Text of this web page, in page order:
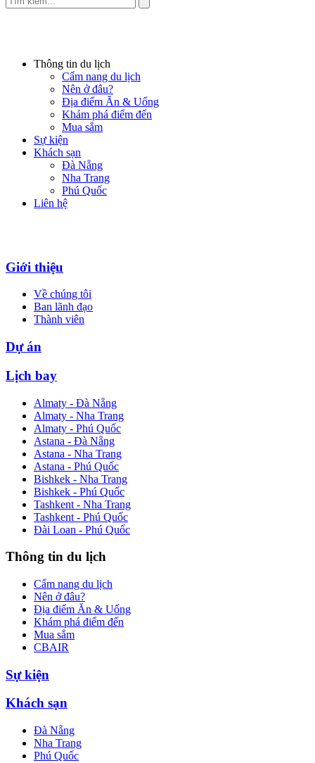
Thông tin du lịch
Cẩm nang du lịch
Nên ở đâu?
Địa điểm Ăn & Uống
Khám phá điểm đến
Mua sắm
Sự kiện
Khách sạn
Đà Nẵng
Nha Trang
Phú Quốc
Liên hệ
Giới thiệu
Về chúng tôi
Ban lãnh đạo
Thành viên
Dự án
Lịch bay
Almaty - Đà Nẵng
Almaty - Nha Trang
Almaty - Phú Quốc
Astana - Đà Nẵng
Astana - Nha Trang
Astana - Phú Quốc
Bishkek - Nha Trang
Bishkek - Phú Quốc
Tashkent - Nha Trang
Tashkent - Phú Quốc
Đài Loan - Phú Quốc
Thông tin du lịch
Cẩm nang du lịch
Nên ở đâu?
Địa điểm Ăn & Uống
Khám phá điểm đến
Mua sắm
CBAIR
Sự kiện
Khách sạn
Đà Nẵng
Nha Trang
Phú Quốc